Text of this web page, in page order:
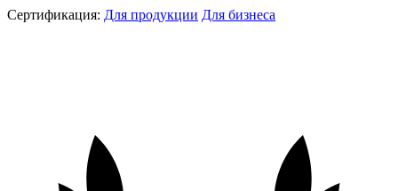
Сертификация: Для продукции Для бизнеса